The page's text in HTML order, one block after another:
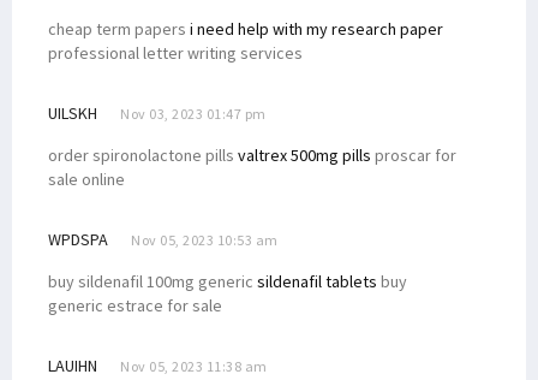
cheap term papers i need help with my research paper
professional letter writing services
UILSKH Nov 03, 2023 01:47 pm
order spironolactone pills valtrex 500mg pills proscar for
sale online
WPDSPA Nov 05, 2023 10:53 am
buy sildenafil 100mg generic sildenafil tablets buy
generic estrace for sale
LAUIHN Nov 05, 2023 11:38 am